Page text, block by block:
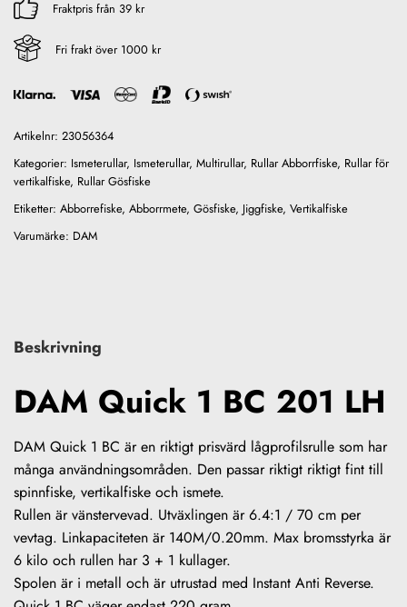
Fraktpris från 39 kr
Fri frakt över 1000 kr
Artikelnr: 23056364
Kategorier: Ismeterullar, Ismeterullar, Multirullar, Rullar Abborrfiske, Rullar för
vertikalfiske, Rullar Gösfiske
Etiketter: Abborrefiske, Abborrmete, Gösfiske, Jiggfiske, Vertikalfiske
Varumärke: DAM
Beskrivning
DAM Quick 1 BC 201 LH
DAM Quick 1 BC är en riktigt prisvärd lågprofilsrulle som har
många användningsområden. Den passar riktigt riktigt fint till
spinnfiske, vertikalfiske och ismete.
Rullen är vänstervevad. Utväxlingen är 6.4:1 / 70 cm per
vevtag. Linkapaciteten är 140M/0.20mm. Max bromsstyrka är
6 kilo och rullen har 3 + 1 kullager.
Spolen är i metall och är utrustad med Instant Anti Reverse.